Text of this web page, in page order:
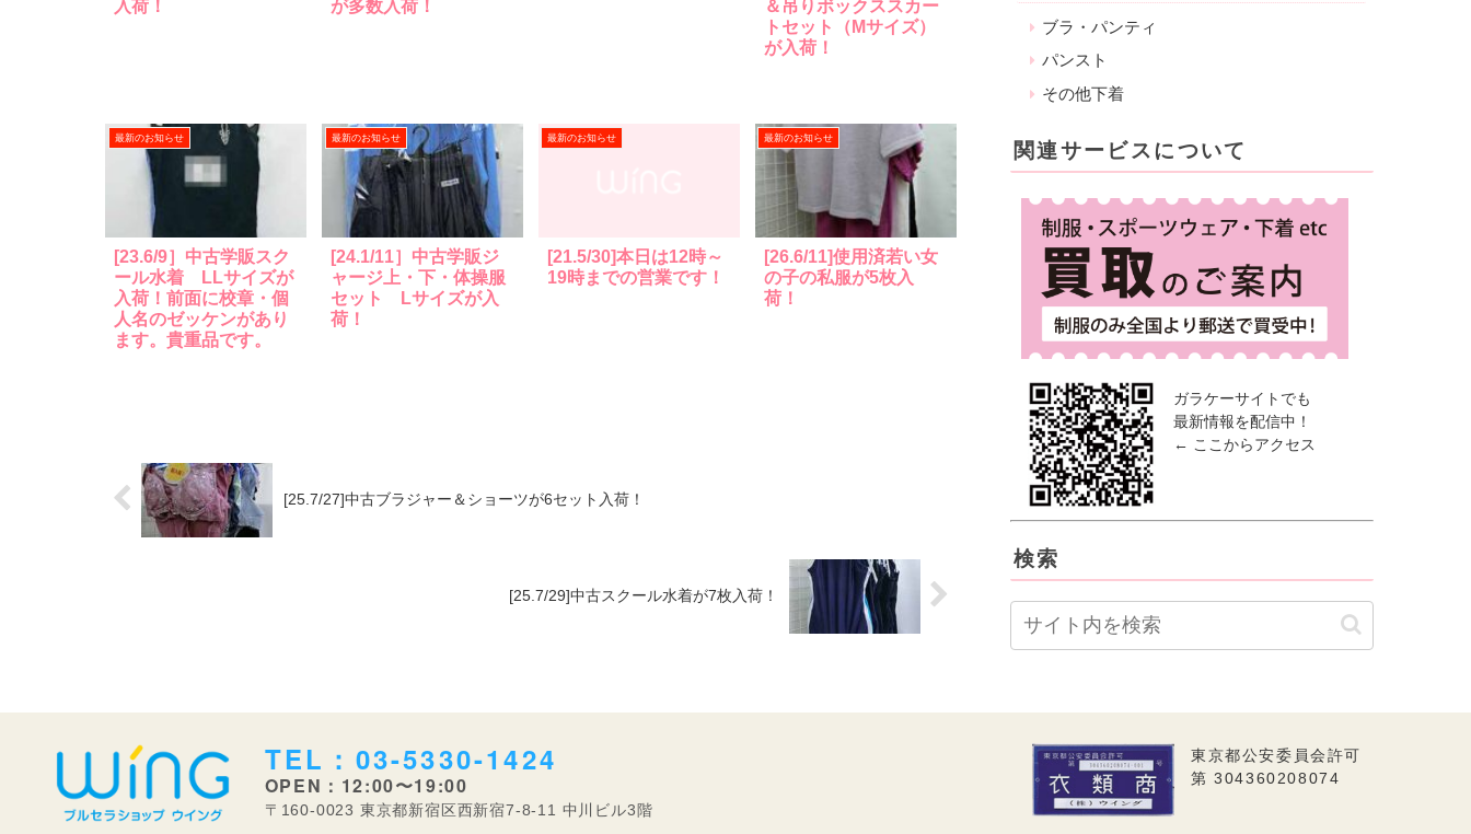
入荷！
が多数入荷！
＆吊りボックススカー
トセット（Mサイズ）
が入荷！
最新のお知らせ
[23.6/9］中古学販スク
ール水着 LLサイズが
入荷！前面に校章・個
人名のゼッケンがあり
ます。貴重品です。
最新のお知らせ
[24.1/11］中古学販ジ
ャージ上・下・体操服
セット Lサイズが入
荷！
最新のお知らせ
[21.5/30]本日は12時～
19時までの営業です！
最新のお知らせ
[26.6/11]使用済若い女
の子の私服が5枚入
荷！
[25.7/27]中古ブラジャー＆ショーツが6セット入荷！
[25.7/29]中古スクール水着が7枚入荷！
ブラ・パンティ
パンスト
その他下着
関連サービスについて
ガラケーサイトでも
最新情報を配信中！
← ここからアクセス
検索
TEL：03-5330-1424
OPEN：12:00〜19:00
〒160-0023 東京都新宿区西新宿7-8-11 中川ビル3階
東京都公安委員会許可
第 304360208074